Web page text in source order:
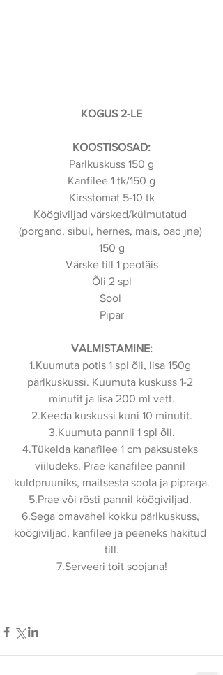
KOGUS 2-LE
KOOSTISOSAD:
Pärlkuskuss 150 g
Kanfilee 1 tk/150 g
Kirsstomat 5-10 tk
Köögiviljad värsked/külmutatud
(porgand, sibul, hernes, mais, oad jne)
150 g
Värske till 1 peotäis
Õli 2 spl
Sool
Pipar
VALMISTAMINE:
1.Kuumuta potis 1 spl õli, lisa 150g
pärlkuskussi. Kuumuta kuskuss 1-2
minutit ja lisa 200 ml vett.
2.Keeda kuskussi kuni 10 minutit.
3.Kuumuta pannli 1 spl õli.
4.Tükelda kanafilee 1 cm paksusteks
viiludeks. Prae kanafilee pannil
kuldpruuniks, maitsesta soola ja pipraga.
5.Prae või rösti pannil köögiviljad.
6.Sega omavahel kokku pärlkuskuss,
köögiviljad, kanfilee ja peeneks hakitud
till.
7.Serveeri toit soojana!